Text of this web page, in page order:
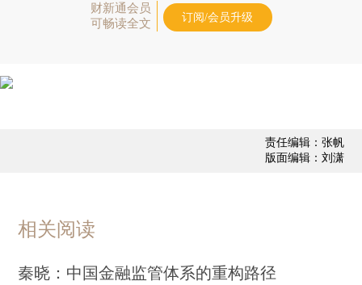
财新通会员
可畅读全文
订阅/会员升级
责任编辑：张帆
版面编辑：刘潇
相关阅读
秦晓：中国金融监管体系的重构路径